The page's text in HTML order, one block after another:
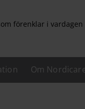
förenklar i vardagen
Om